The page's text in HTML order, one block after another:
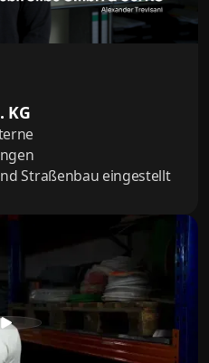
KG
Straßenbau eingestellt